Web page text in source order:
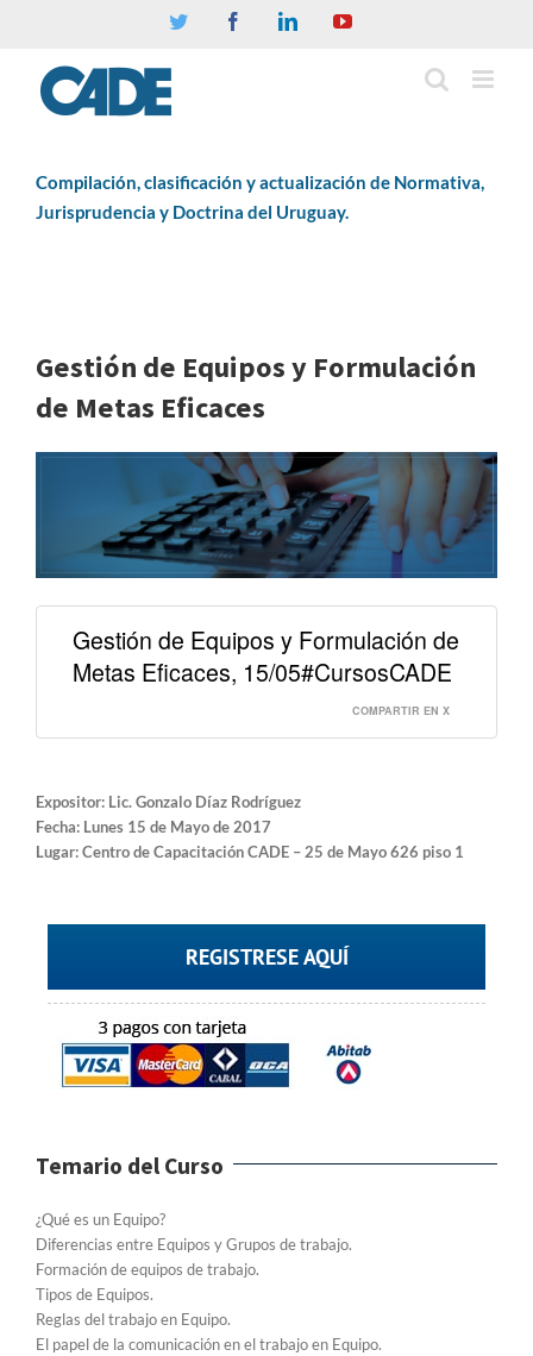
Twitter FacebookLinkedinYouTube
Compilación, clasificación y actualización de Normativa,
Jurisprudencia y Doctrina del Uruguay.
Gestión de Equipos y Formulación
de Metas Eficaces
Gestión de Equipos y Formulación de
Metas Eficaces, 15/05#CursosCADE
COMPARTIR EN X
Expositor: Lic. Gonzalo Díaz Rodríguez
Fecha: Lunes 15 de Mayo de 2017
Lugar: Centro de Capacitación CADE – 25 de Mayo 626 piso 1
REGISTRESE AQUÍ
Temario del Curso
¿Qué es un Equipo?
Diferencias entre Equipos y Grupos de trabajo.
Formación de equipos de trabajo.
Tipos de Equipos.
Reglas del trabajo en Equipo.
El papel de la comunicación en el trabajo en Equipo.